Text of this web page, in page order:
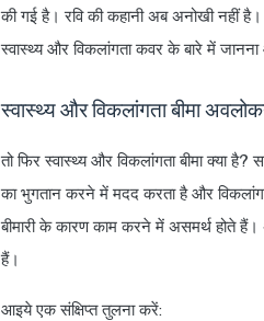
की गई है। रवि की कहानी अब अनोखी नहीं
स्वास्थ्य और विकलांगता कवर के बारे में
स्वास्थ्य और विकलांगता बीमा
तो फिर स्वास्थ्य और विकलांगता बीमा क्या
का भुगतान करने में मदद करता है और
बीमारी के कारण काम करने में असमर्थ होते
हैं।
आइये एक संक्षिप्त तुलना करें: